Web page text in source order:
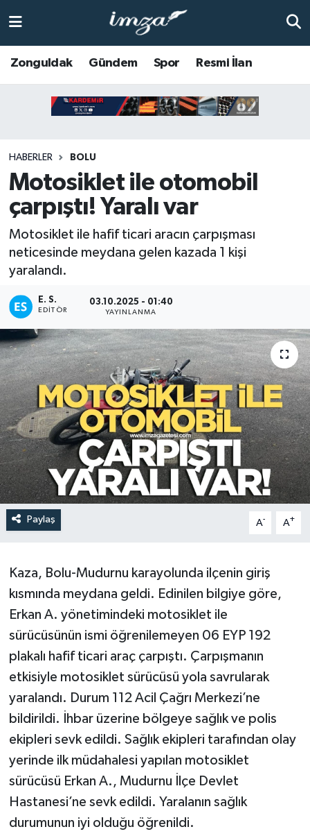
Zonguldak Gündem Spor Resmi İlan
HABERLER BOLU
Motosiklet ile otomobil
çarpıştı! Yaralı var
Motosiklet ile hafif ticari aracın çarpışması
neticesinde meydana gelen kazada 1 kişi
yaralandı.
E. S.
EDITÖR
03.10.2025 - 01:40
YAYINLANMA
Paylaş A- A+
Kaza, Bolu-Mudurnu karayolunda ilçenin giriş
kısmında meydana geldi. Edinilen bilgiye göre,
Erkan A. yönetimindeki motosiklet ile
sürücüsünün ismi öğrenilemeyen 06 EYP 192
plakalı hafif ticari araç çarpıştı. Çarpışmanın
etkisiyle motosiklet sürücüsü yola savrularak
yaralandı. Durum 112 Acil Çağrı Merkezi’ne
bildirildi. İhbar üzerine bölgeye sağlık ve polis
ekipleri sevk edildi. Sağlık ekipleri tarafından olay
yerinde ilk müdahalesi yapılan motosiklet
sürücüsü Erkan A., Mudurnu İlçe Devlet
Hastanesi’ne sevk edildi. Yaralanın sağlık
durumunun iyi olduğu öğrenildi.
Anasayfa
KOZLU
KİLİMLİ
BARTIN
BOLU
ÇAYCUMA
DEVREK
DÜZCE
EREĞLİ
GÖKÇEBEY
KARABÜK
KASTAMONU
Zonguldak Hava Durumu
Süper Lig Puan Durumu ve Fikstür
Tüm Manşetler
Son Dakika Haberleri
Haber Arşivi